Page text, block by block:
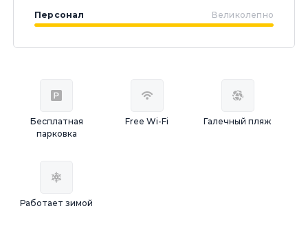
Персонал Великолепно
Бесплатная
парковка
Free Wi-Fi Галечный пляж
Работает зимой